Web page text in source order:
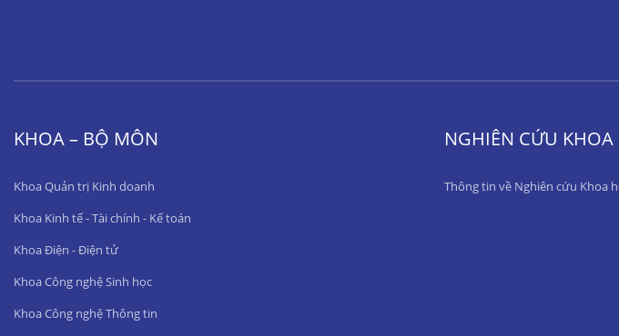
KHOA – BỘ MÔN
Khoa Quản trị Kinh doanh
Khoa Kinh tế - Tài chính - Kế toán
Khoa Điện - Điện tử
Khoa Công nghệ Sinh học
Khoa Công nghệ Thông tin
NGHIÊN CỨU KHOA
Thông tin về Nghiên cứu Khoa